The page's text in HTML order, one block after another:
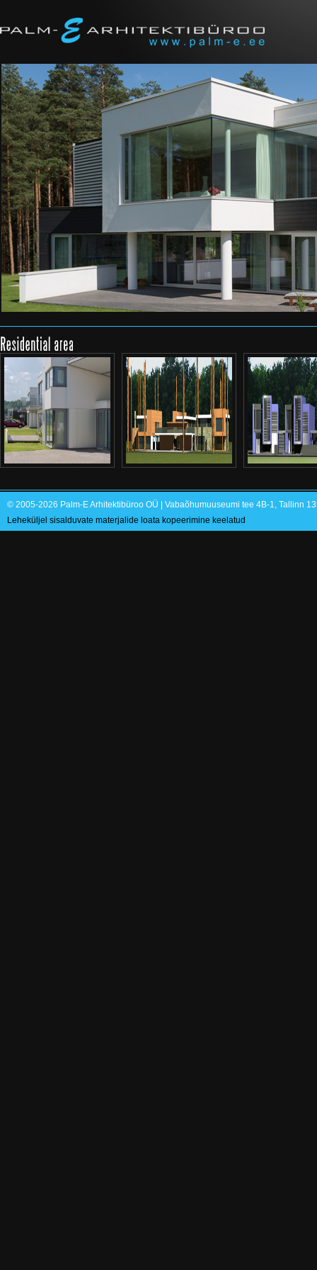
© 2005-2026 Palm-E Arhitektibüroo OÜ | Vabaõhumuuseumi tee 4B-1, Tallinn
Leheküljel sisalduvate materjalide loata kopeerimine keelatud